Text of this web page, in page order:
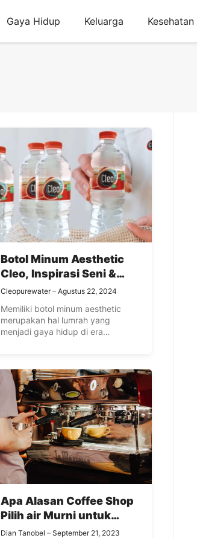
Gaya Hidup Keluarga Kesehatan
Botol Minum Aesthetic
Cleo, Inspirasi Seni &
Gaya Hidup Sehat!
Cleopurewater Agustus 22, 2024
Memiliki botol minum aesthetic
merupakan hal lumrah yang
menjadi gaya hidup di era
Apa Alasan Coffee Shop
Pilih air Murni untuk
Kopi? Ini Faktanya!
Dian Tanobel September 21, 2023